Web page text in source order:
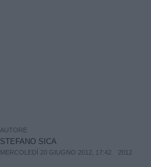
AUTORE
STEFANO SICA
MERCOLEDÌ 20 GIUGNO 2012, 17:42 2012